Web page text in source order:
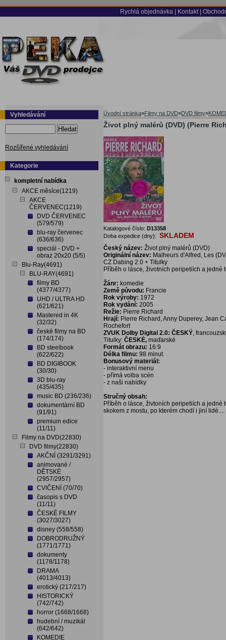
Rychlá objednávka Kontakt
Vyhledávání
Hledat
Rozšířené vyhledávání
Kategorie
kompletní nabídka
AKCE měsíce(1219)
AKCE
ČERVENEC(1219)
DVD ČERVENEC
(579/579)
blu-ray červenec
(636/636)
speciál - DVD +
obraz 20x20 (5/5)
Blu-Ray(4691)
BLU-RAY(4691)
filmy BD
(4377/4377)
UHD / ULTRA HD
(621/621)
Mastered in 4K
(32/32)
české filmy na BD
(174/174)
BD steelbook
(622/622)
BD DIGIBOOK
(30/30)
3D blu-ray
(435/435)
music BD (236/236)
dokumentární BD
(91/91)
premium edice
(11/11)
Filmy na DVD(22830)
DVD filmy(22830)
AKČNÍ (3291/3291)
animované /
DĚTSKÉ
(2957/2957)
CVIČENÍ (70/70)
časopis s DVD
(11/11)
ČESKÉ FILMY
(3027/3027)
disney (558/558)
DOBRODRUŽNÝ
(1771/1771)
dokumenty
(1178/1178)
DRAMA
(4013/4013)
erotický (217/217)
HISTORICKÝ
(742/742)
horror (1668/1668)
hudební / muzikál
(642/642)
KOMEDIE
Úvodní stránka»Filmy na DVD»DVD filmy»
Život plný malérů (DVD) (Pierre
Katalogové číslo: D13358
Doba expedice (dny): SKLADEM
Český název: Život plný malérů (DVD)
Originální název: Malheurs d'Alfred, Les
CZ Dabing 2.0 + Titulky
Příběh o lásce, životních peripetiích a jedné
Žánr: komedie
Země původu: Francie
Rok výroby: 1972
Rok vydání: 2005
Režie: Pierre Richard
Hrají: Pierre Richard, Anny Duperey, Jean
Rochefort
ZVUK Dolby Digital 2.0: ČESKÝ,
Titulky: ČESKÉ, maďarské
Formát obrazu: 16:9
Délka filmu: 98 minut
Bonusový materiál:
- interaktivní menu
- přímá volba scén
- z naši nabídky
Stručný obsah:
Příběh o lásce, živtoních peripetiích a jedné
skokem z mostu, po kterém chodí i jiní lidé....